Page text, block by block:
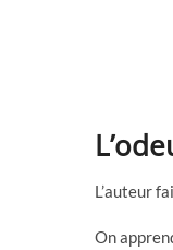
L’auteur
On